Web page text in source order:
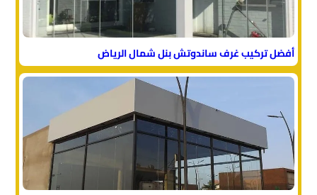
أفضل تركيب غرف ساندوتش بنل شمال الرياض